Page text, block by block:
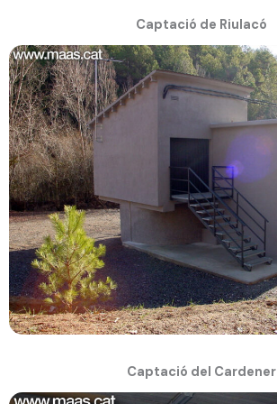
Captació de Riulacó
Captació del Cardener